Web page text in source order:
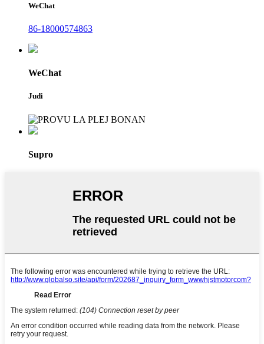
WeChat
86-18000574863
WeChat
Judi
Supro